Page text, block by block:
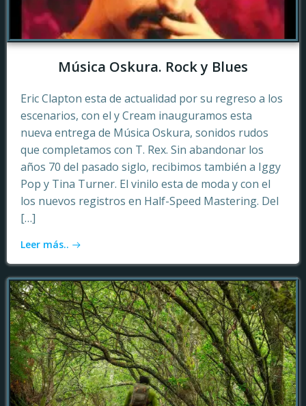
Música Oskura. Rock y Blues
Eric Clapton esta de actualidad por su regreso a los
escenarios, con el y Cream inauguramos esta
nueva entrega de Música Oskura, sonidos rudos
que completamos con T. Rex. Sin abandonar los
años 70 del pasado siglo, recibimos también a Iggy
Pop y Tina Turner. El vinilo esta de moda y con el
los nuevos registros en Half-Speed Mastering. Del
[…]
Leer más..